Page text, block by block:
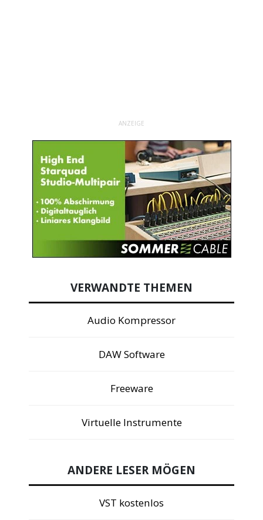
ANZEIGE
VERWANDTE THEMEN
Audio Kompressor
DAW Software
Freeware
Virtuelle Instrumente
ANDERE LESER MÖGEN
VST kostenlos